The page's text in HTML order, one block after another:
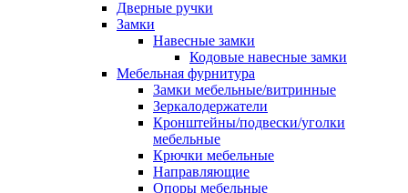
Дверные ручки
Замки
Навесные замки
Кодовые навесные замки
Мебельная фурнитура
Замки мебельные/витринные
Зеркалодержатели
Кронштейны/подвески/уголки
мебельные
Крючки мебельные
Направляющие
Опоры мебельные